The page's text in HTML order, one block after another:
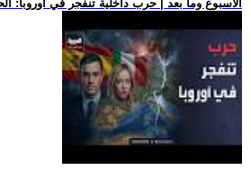
.. الأسبوع وما بعد | حرب داخلية تنفجر في أوروبا: